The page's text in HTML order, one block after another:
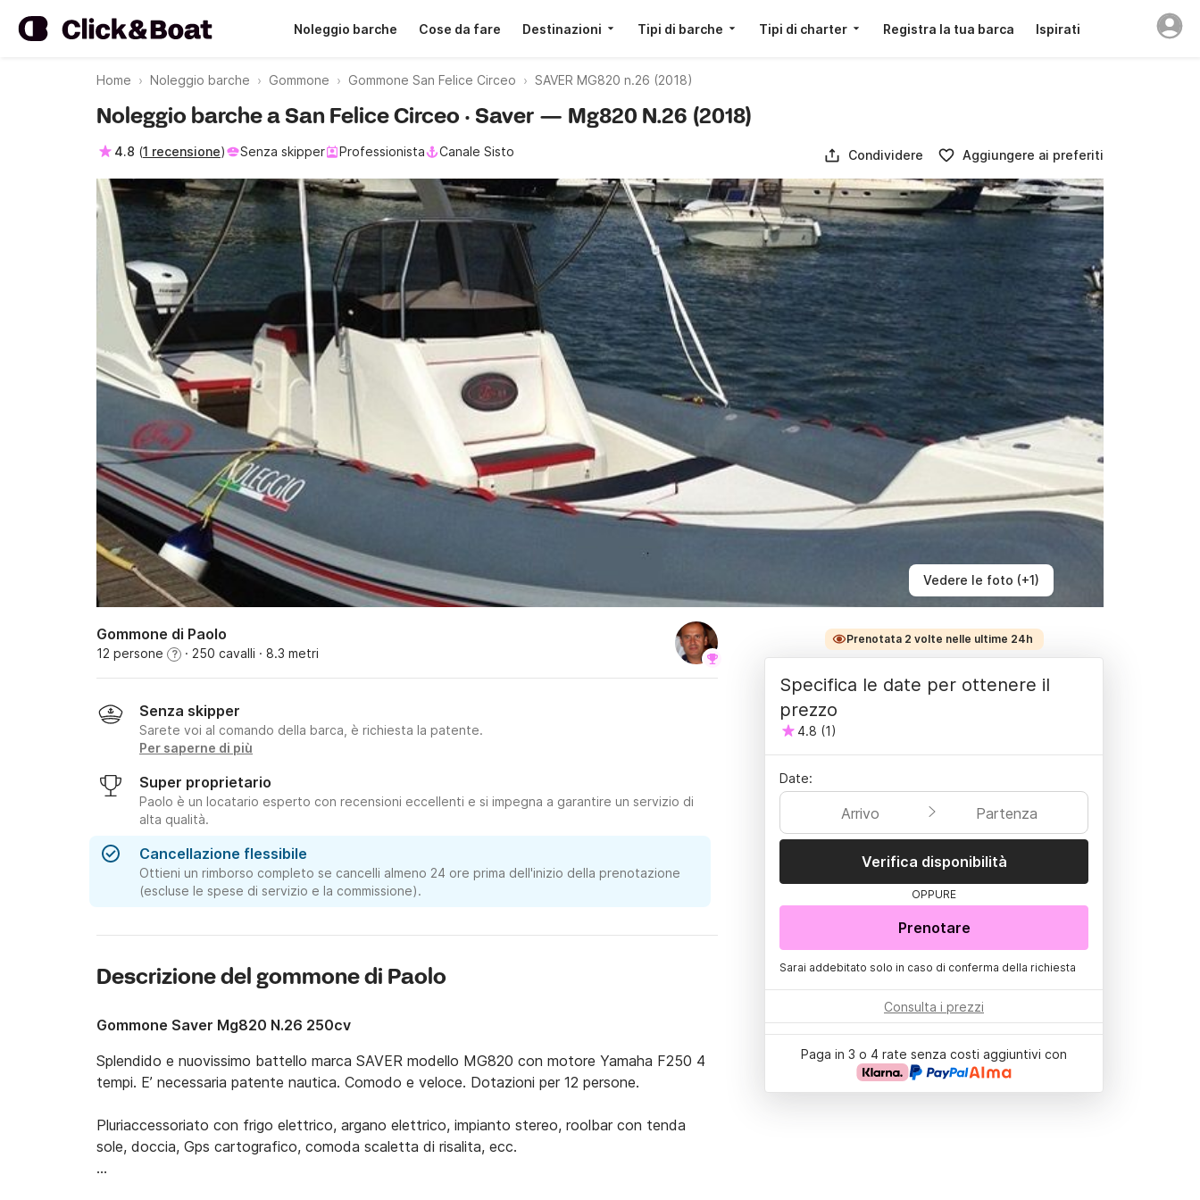
Noleggio barche Cose da fare Destinazioni Tipi di barche Tipi di charter Registra la tua barca Ispirati
Home Noleggio barche Gommone Gommone San Felice Circeo SAVER MG820 n.26 (2018)
Vedere le foto (+1)
Noleggio barche a San Felice Circeo · Saver — Mg820 N.26 (2018)
4.8 (1 recensione) Senza skipper Professionista Canale Sisto Condividere Aggiungere ai preferiti
Gommone di Paolo
12 persone ? · 250 cavalli · 8.3 metri
Senza skipper
Sarete voi al comando della barca, è richiesta la patente.
Per saperne di più
Super proprietario
Paolo è un locatario esperto con recensioni eccellenti e si impegna a garantire un servizio di
alta qualità.
Cancellazione flessibile
Ottieni un rimborso completo se cancelli almeno 24 ore prima dell'inizio della prenotazione
(escluse le spese di servizio e la commissione).
Descrizione del gommone di Paolo
Gommone Saver Mg820 N.26 250cv
Splendido e nuovissimo battello marca SAVER modello MG820 con motore Yamaha F250 4
tempi. E’ necessaria patente nautica. Comodo e veloce. Dotazioni per 12 persone.
Pluriaccessoriato con frigo elettrico, argano elettrico, impianto stereo, roolbar con tenda
sole, doccia, Gps cartografico, comoda scaletta di risalita, ecc.
Prenotata 2 volte nelle ultime 24h
Specifica le date per ottenere il
prezzo
4.8 (1)
Date:
Arrivo Partenza
Verifica disponibilità
OPPURE
Prenotare
Sarai addebitato solo in caso di conferma della richiesta
Consulta i prezzi
Paga in 3 o 4 rate senza costi aggiuntivi con